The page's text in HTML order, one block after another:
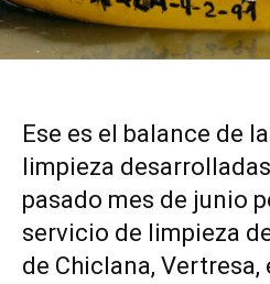
Ese es el balance de
limpieza
pasado mes de junio
servicio de limpieza
de Chiclana, Vertresa,